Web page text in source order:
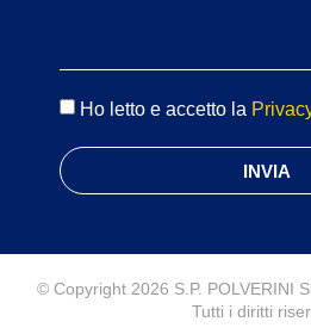
Ho letto e accetto la
INVIA
© Copyright 2026 S.P. POLVERINI
Tutti i diritti